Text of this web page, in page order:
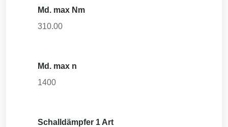
Md. max Nm
310.00
Md. max n
1400
Schalldämpfer 1 Art